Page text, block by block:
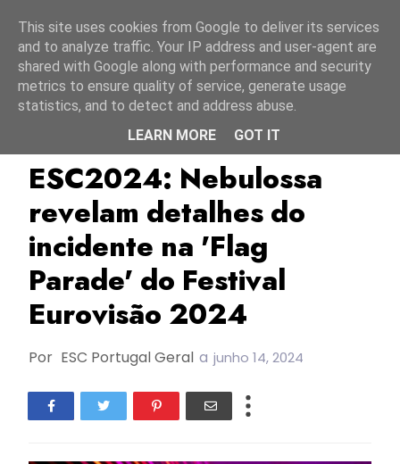
Espanha Irlanda
ESC2024: Nebulossa
revelam detalhes do
incidente na 'Flag
Parade' do Festival
Eurovisão 2024
Por ESC Portugal Geral a junho 14, 2024
This site uses cookies from Google to deliver its services
and to analyze traffic. Your IP address and user-agent are
shared with Google along with performance and security
metrics to ensure quality of service, generate usage
statistics, and to detect and address abuse.
LEARN MORE
GOT IT